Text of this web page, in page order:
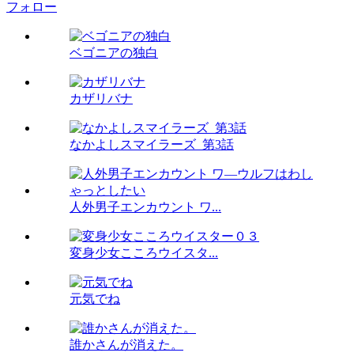
フォロー
ベゴニアの独白
カザリバナ
なかよしスマイラーズ_第3話
人外男子エンカウント ワ...
変身少女こころウイスタ...
元気でね
誰かさんが消えた。